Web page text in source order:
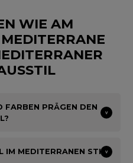
WIE AM
FARBEN PRÄGEN DEN
IM MEDITERRANEN STIL?